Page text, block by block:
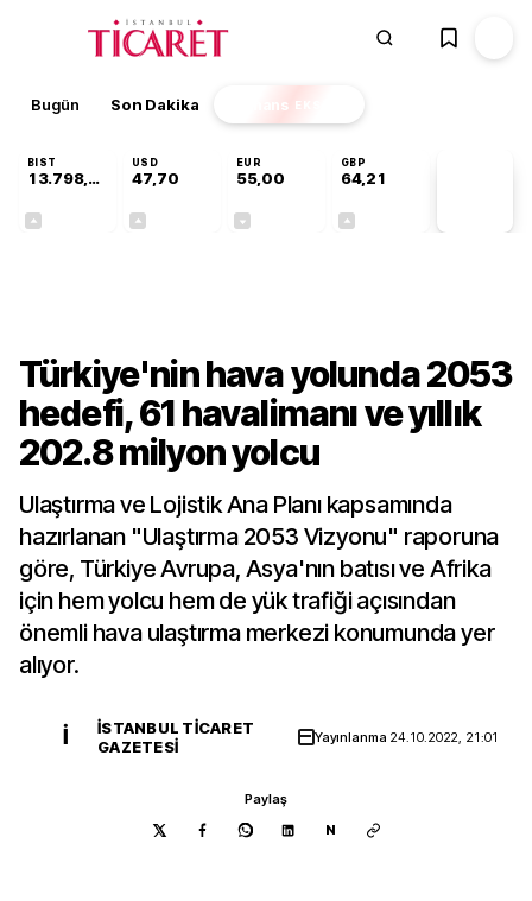
Bugün Son Dakika Finans EKSTRA
BIST
13.798,82
USD
47,70
EUR
55,00
GBP
64,21
Türkiye'nin hava yolunda 2053
hedefi, 61 havalimanı ve yıllık
202.8 milyon yolcu
Ulaştırma ve Lojistik Ana Planı kapsamında
hazırlanan "Ulaştırma 2053 Vizyonu" raporuna
göre, Türkiye Avrupa, Asya'nın batısı ve Afrika
için hem yolcu hem de yük trafiği açısından
önemli hava ulaştırma merkezi konumunda yer
alıyor.
İ
İSTANBUL TICARET
GAZETESI
Yayınlanma 24.10.2022, 21:01
Paylaş
N